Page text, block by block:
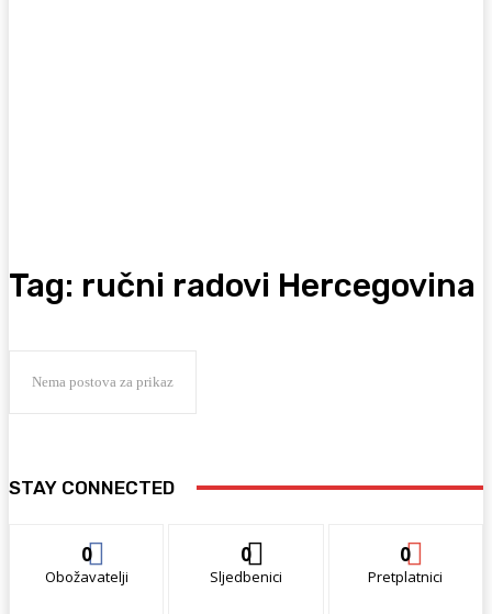
Tag: ručni radovi Hercegovina
Nema postova za prikaz
STAY CONNECTED
0
Obožavatelji
0
Sljedbenici
0
Pretplatnici